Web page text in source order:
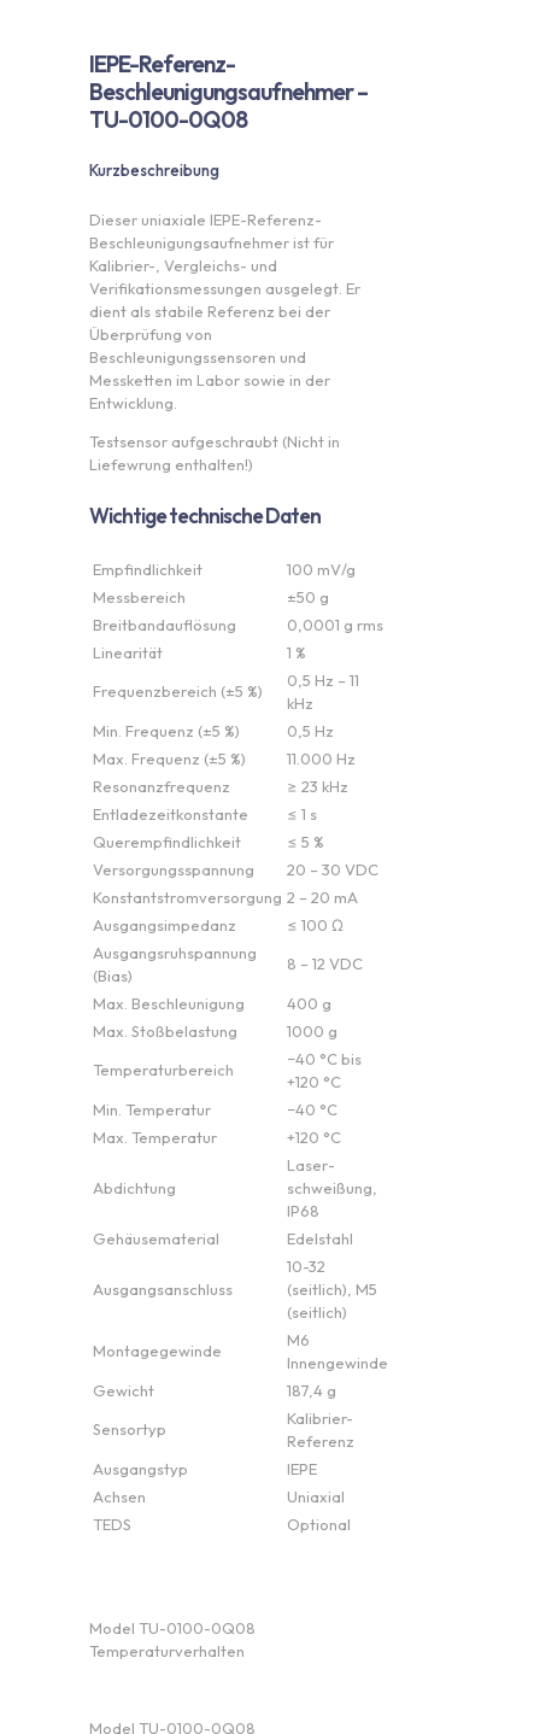
IEPE-Referenz-
Beschleunigungsaufnehmer –
TU-0100-0Q08
Kurzbeschreibung
Dieser uniaxiale IEPE-Referenz-
Beschleunigungsaufnehmer ist für
Kalibrier-, Vergleichs- und
Verifikationsmessungen ausgelegt. Er
dient als stabile Referenz bei der
Überprüfung von
Beschleunigungssensoren und
Messketten im Labor sowie in der
Entwicklung.
Testsensor aufgeschraubt (Nicht in
Liefewrung enthalten!)
Wichtige technische Daten
Empfindlichkeit
100 mV/g
Messbereich
±50 g
Breitbandauflösung
0,0001 g rms
Linearität
1 %
Frequenzbereich (±5 %)
0,5 Hz – 11
kHz
Min. Frequenz (±5 %)
0,5 Hz
Max. Frequenz (±5 %)
11.000 Hz
Resonanzfrequenz
≥ 23 kHz
Entladezeitkonstante
≤ 1 s
Querempfindlichkeit
≤ 5 %
Versorgungsspannung
20 – 30 VDC
Konstantstromversorgung 2 – 20 mA
Ausgangsimpedanz
≤ 100 Ω
Ausgangsruhspannung
(Bias)
8 – 12 VDC
Max. Beschleunigung
400 g
Max. Stoßbelastung
1000 g
Temperaturbereich
−40 °C bis
+120 °C
Min. Temperatur
−40 °C
Max. Temperatur
+120 °C
Abdichtung
Laser­
schweißung,
IP68
Gehäusematerial
Edelstahl
Ausgangsanschluss
10-32
(seitlich), M5
(seitlich)
Montagegewinde
M6
Innengewinde
Gewicht
187,4 g
Sensortyp
Kalibrier-
Referenz
Ausgangstyp
IEPE
Achsen
Uniaxial
TEDS
Optional
Model TU-0100-0Q08
Temperaturverhalten
Model TU-0100-0Q08